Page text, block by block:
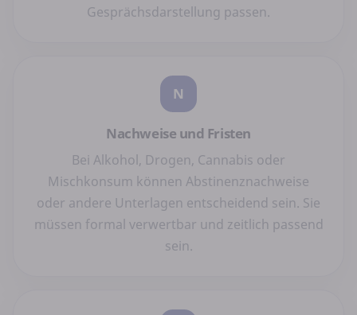
Gesprächsdarstellung passen.
N
Nachweise und Fristen
Bei Alkohol, Drogen, Cannabis oder
Mischkonsum können Abstinenznachweise
oder andere Unterlagen entscheidend sein. Sie
müssen formal verwertbar und zeitlich passend
sein.